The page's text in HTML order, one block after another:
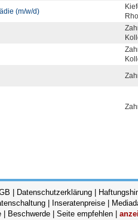
(m/w/d)
Datenschutzerklärung
| Inseratenpreise|
Beschwerde Seite empfehlen